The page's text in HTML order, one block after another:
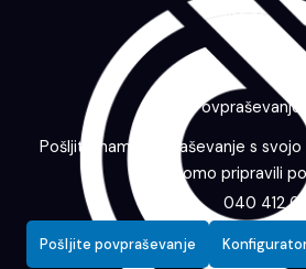
Povpraševanje
Pošljite nam povpraševanje s svojo
vam bomo pripravili
040 412
Pošljite povpraševanje